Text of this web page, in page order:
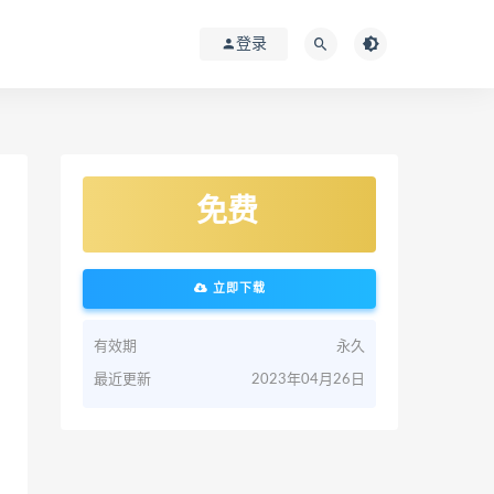
登录
免费
立即下载
有效期 永久
最近更新 2023年04月26日